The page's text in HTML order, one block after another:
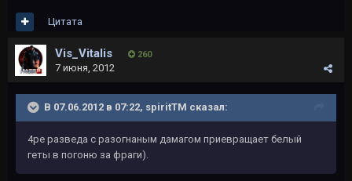
Цитата
Vis_Vitalis 260
7 июня, 2012
В 07.06.2012 в 07:22, spiritTM сказал:
4ре разведа с разогнаным дамагом приевращает белый
геты в погоню за фраги).